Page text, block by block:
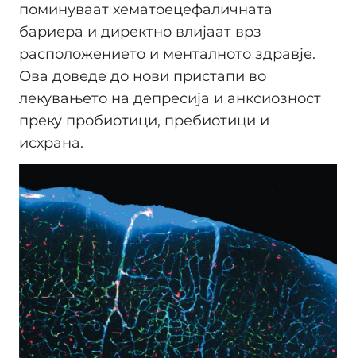
поминуваат хематоецефаличнaта
бариерa и директно влијаат врз
расположението и менталното здравје.
Ова доведе до нови пристапи во
лекувањето на депресија и анксиозност
преку пробиотици, пребиотици и
исхрана.